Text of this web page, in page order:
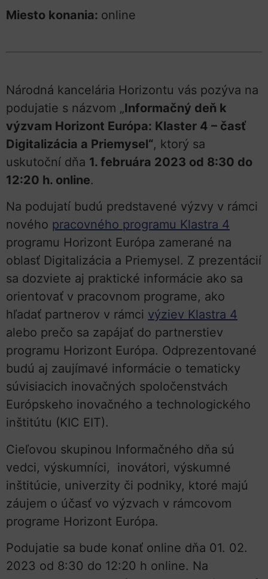
Miesto konania: online
Národná kancelária Horizontu vás pozýva na
podujatie s názvom „Informačný deň k
výzvam Horizont Európa: Klaster 4 – časť
Digitalizácia a Priemysel“, ktorý sa
uskutoční dňa 1. februára 2023 od 8:30 do
12:20 h. online.
Na podujatí budú predstavené výzvy v rámci
nového pracovného programu Klastra 4
programu Horizont Európa zamerané na
oblasť Digitalizácia a Priemysel. Z prezentácií
sa dozviete aj praktické informácie ako sa
orientovať v pracovnom programe, ako
hľadať partnerov v rámci výziev Klastra 4
alebo prečo sa zapájať do partnerstiev
programu Horizont Európa. Odprezentované
budú aj zaujímavé informácie o tematicky
súvisiacich inovačných spoločenstvách
Európskeho inovačného a technologického
inštitútu (KIC EIT).
Cieľovou skupinou Informačného dňa sú
vedci, výskumníci, inovátori, výskumné
inštitúcie, univerzity či podniky, ktoré majú
záujem o účasť vo výzvach v rámcovom
programe Horizont Európa.
Podujatie sa bude konať online dňa 01. 02.
2023 od 8:30 do 12:20 h online. Na